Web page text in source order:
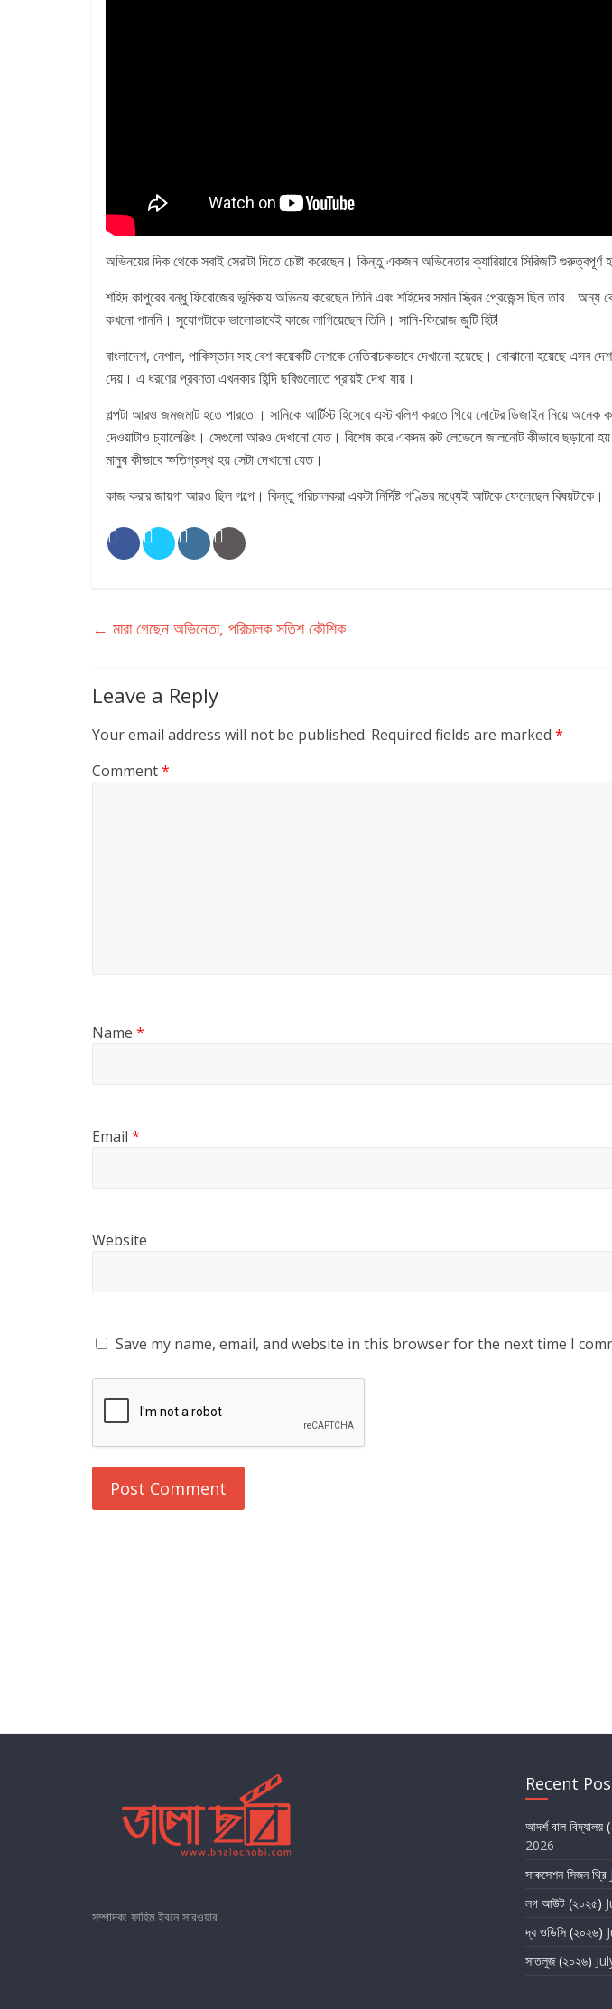
অভিনয়ের দিক থেকে সবাই সেরাটা দিতে চেষ্টা করেছেন। কিন্তু একজন অভিনেতার ক্যারিয়ারে সিরিজটি
শহিদ কাপুরের বন্ধু ফিরোজের ভূমিকায় অভিনয় করেছেন তিনি এবং শহিদের সমান স্ক্রিন প্রেজেন্স ছিল তার। অন্য
কখনো পাননি। সুযোগটাকে ভালোভাবেই কাজে লাগিয়েছেন তিনি। সানি-ফিরোজ জুটি হিট!
বাংলাদেশ, নেপাল, পাকিস্তান সহ বেশ কয়েকটি দেশকে নেতিবাচকভাবে দেখানো হয়েছে। বোঝানো হয়েছে এসব
দেয়। এ ধরণের প্রবণতা এখনকার হিন্দি ছবিগুলোতে প্রায়ই দেখা যায়।
গল্পটা আরও জমজমাট হতে পারতো। সানিকে আর্টিস্ট হিসেবে এস্টাবলিশ করতে গিয়ে নোটের ডিজাইন নিয়ে
দেওয়াটাও চ্যালেঞ্জিং। সেগুলো আরও দেখানো যেত। বিশেষ করে একদম রুট লেভেলে জালনোট কীভাবে ছড়ানো
মানুষ কীভাবে ক্ষতিগ্রস্থ হয় সেটা দেখানো যেত।
কাজ করার জায়গা আরও ছিল গল্পে। কিন্তু পরিচালকরা একটা নির্দিষ্ট গণ্ডির মধ্যেই আটকে ফেলেছেন বিষয়টাকে।
← মারা গেছেন অভিনেতা, পরিচালক সতিশ কৌশিক
Leave a Reply
Your email address will not be published. Required fields are marked *
Comment*
Name *
Email *
Website
Save my name, email, and website in this browser for the next time I
সম্পাদক: ফাহিম ইবনে সারওয়ার
Recent
আদর্শ বাল বিদ্যালয়
2026
সাকসেশন সিজন থ্রি
লগ আউট (২০২৫)
দ্য ওডিসি (২০২৬)
সাতলুজ (২০২৬)